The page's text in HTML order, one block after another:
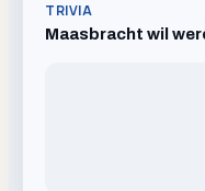
TRIVIA
Maasbracht wil